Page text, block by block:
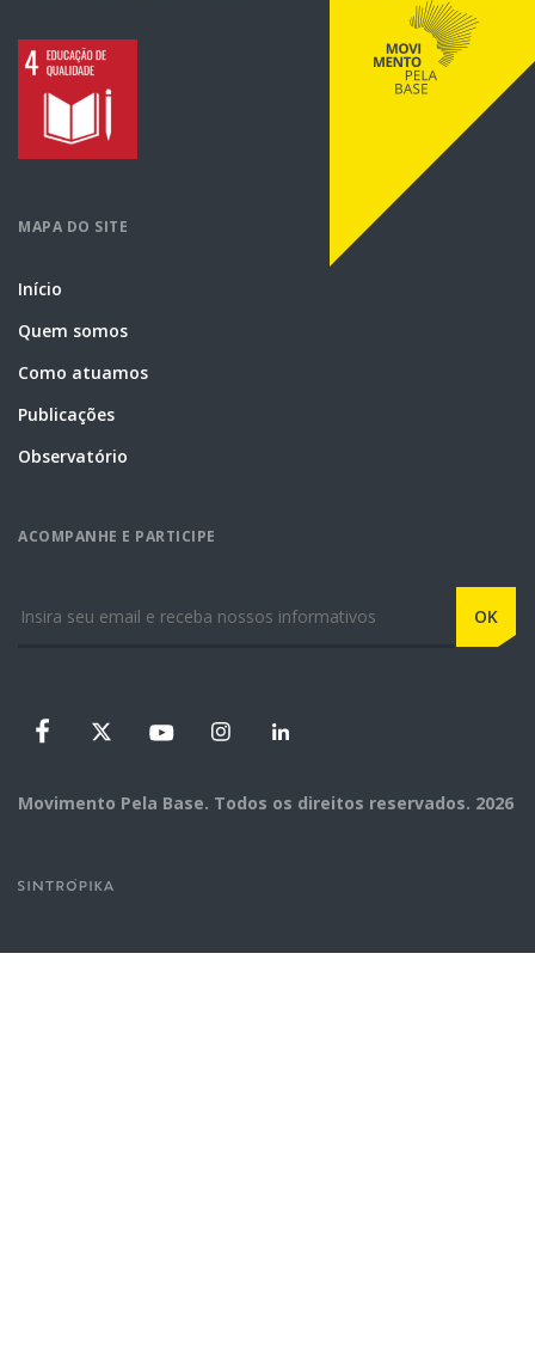
MAPA DO SITE
Início
Quem somos
Como atuamos
Publicações
Observatório
ACOMPANHE E PARTICIPE
OK
Facebook Youtube
Instagram
Movimento Pela Base. Todos os direitos reservados. 2026
Ir para o site da desenvolvedora do site - Sintrópika